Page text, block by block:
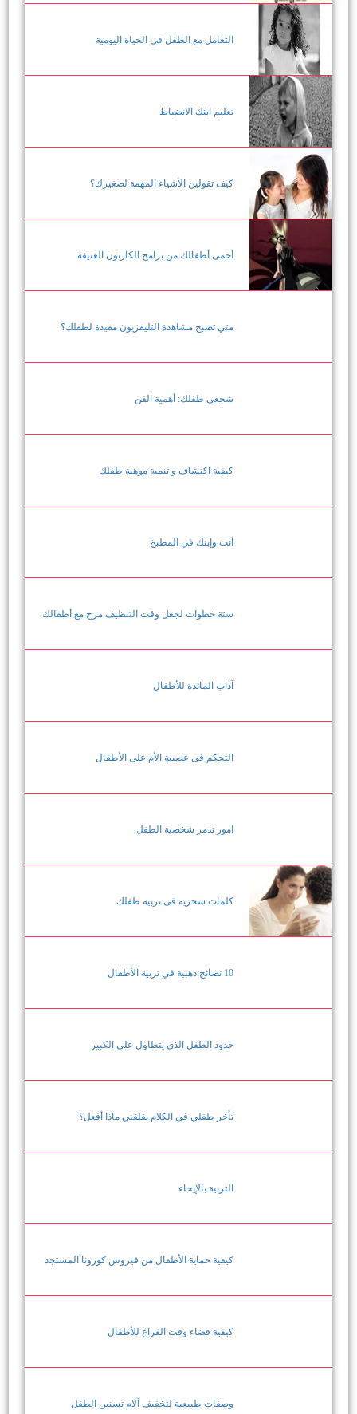
التعامل مع الطفل في الحياة اليومية
تعليم ابنك الانضباط
كيف تقولين الأشياء المهمة لصغيرك؟
أحمى أطفالك من برامج الكارتون العنيفة
متي تصبح مشاهدة التليفزيون مفيدة لطفلك؟
شجعي طفلك: أهمية الفن
كيفية اكتشاف و تنمية موهبة طفلك
أنت وإبنك في المطبخ
ستة خطوات لجعل وقت التنظيف مرح مع أطفالك
آداب المائدة للأطفال
التحكم فى عصبية الأم على الأطفال
امور تدمر شخصية الطفل
كلمات سحرية فى تربيه طفلك
10 نصائح ذهبية في تربية الأطفال
حدود الطفل الذي يتطاول على الكبير
تأخر طفلي في الكلام يقلقني ماذا أفعل؟
التربية بالإيحاء
كيفية حماية الأطفال من فيروس كورونا المستجد
كيفية قضاء وقت الفراغ للأطفال
وصفات طبيعية لتخفيف آلام تسنين الطفل